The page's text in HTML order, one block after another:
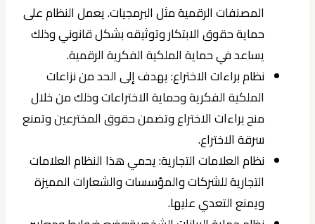
المصنفات الرقمية مثل البرمجيات. يعمل النظام على
حماية حقوق الابتكار وتوثيقه بشكل قانوني وذلك
يساعد في حماية الملكية الفكرية الرقمية.
نظام براءات الاختراع: يهدف إلى الحد من نزاعات
الملكية الفكرية وحماية الاختراعات وذلك من خلال
منح براءات الاختراع وتضمن حقوق المخترعين وتمنع
سرقة الاختراع.
نظام العلامات التجارية: يحمي هذا النظام العلامات
التجارية للشركات والمؤسسات والشعارات المميزة
ويمنع التعدي عليها.